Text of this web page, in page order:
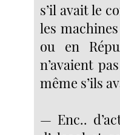
s’il avait le
les
ou en
n’avaient
même s’ils
— Enc..